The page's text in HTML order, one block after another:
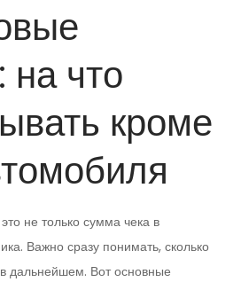
что
кроме
не только сумма чека в
Важно сразу понимать, сколько
дальнейшем. Вот основные